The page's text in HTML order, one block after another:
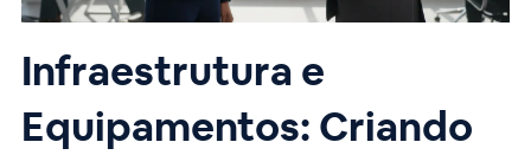
Infraestrutura e
Equipamentos: Criando